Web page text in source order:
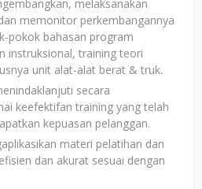
melaksanakan
memonitor perkembangannya
pokok bahasan program
instruksional, training teori
unit alat-alat berat & truk.
secara
keefektifan training yang telah
kepuasan pelanggan.
materi pelatihan dan
dan akurat sesuai dengan